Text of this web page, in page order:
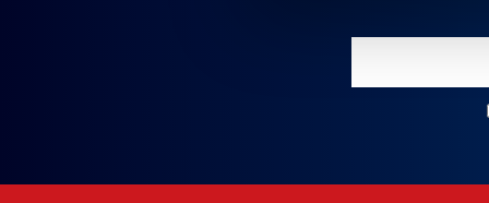
Zadajte svoju e-mailovú adresu, na ktorú vám budeme